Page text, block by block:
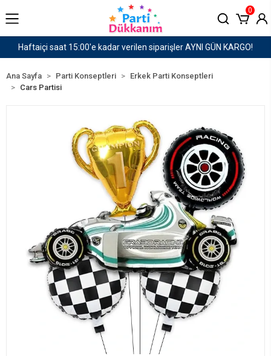
GÜN KARGO! 1500 TL ve Üzeri Kargo Ücretsiz!
0
Ana Sayfa Parti Konseptleri
Erkek Parti Konseptleri
Cars Partisi